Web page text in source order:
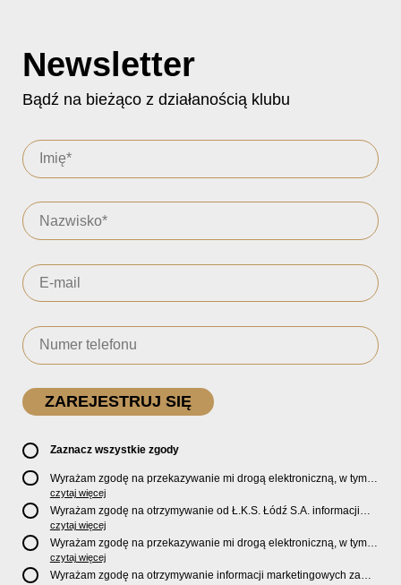
Newsletter
Bądź na bieżąco z działanością klubu
Zaznacz wszystkie zgody
Wyrażam zgodę na przekazywanie mi drogą elektroniczną, w tym
pocztą e-mail, oficjalnego newslettera oraz informacji o zniżkach,
promocjach, nowościach, biletach, karnetach, ofercie sklepu U2
Store oraz serwisu bilety.lkslodz.pl i innych produktach oraz
usługach oferowanych przez Ł.K.S. Łódź S.A.
czytaj więcej
Wyrażam zgodę na otrzymywanie od Ł.K.S. Łódź S.A. informacji
marketingowych dotyczących działalności spółki, ofert, wydarzeń i
produktów za pośrednictwem wiadomości SMS oraz połączeń
telefonicznych.
czytaj więcej
Wyrażam zgodę na przekazywanie mi drogą elektroniczną, w tym
pocztą e-mail, informacji handlowych i marketingowych o
produktach, usługach i działalnościSponsorów i PartnerówŁ.K.S.
czytaj więcej
Wyrażam zgodę na otrzymywanie informacji marketingowych za